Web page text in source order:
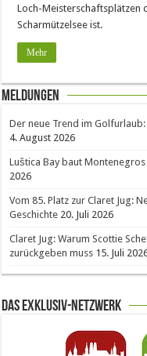
Loch-Meisterschaftsplätzen
Scharmützelsee ist.
Mehr
Meldungen
Der neue Trend im
4. August 2026
Luštica Bay baut
2026
Vom 85. Platz zur Claret Jug:
Geschichte 20. Juli 2026
Claret Jug: Warum Scottie
zurückgeben muss 15. Juli
Das Exklusiv-Netzwerk